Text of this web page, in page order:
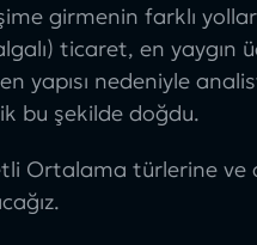
girmenin farklı
ticaret, en
yapısı nedeniyle
bu şekilde doğdu.
Ortalama türlerine